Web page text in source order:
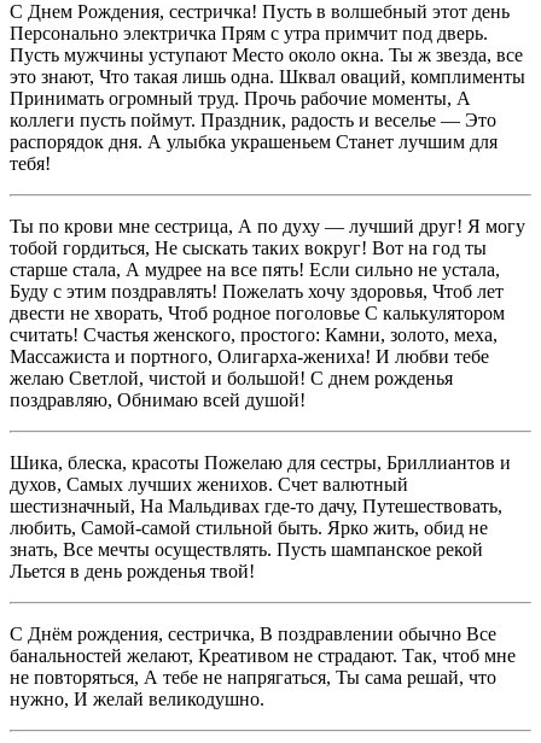
С Днем Рождения, сестричка! Пусть в волшебный этот день
Персонально электричка Прям с утра примчит под дверь.
Пусть мужчины уступают Место около окна. Ты ж звезда, все
это знают, Что такая лишь одна. Шквал оваций, комплименты
Принимать огромный труд. Прочь рабочие моменты, А
коллеги пусть поймут. Праздник, радость и веселье — Это
распорядок дня. А улыбка украшеньем Станет лучшим для
тебя!
Ты по крови мне сестрица, А по духу — лучший друг! Я могу
тобой гордиться, Не сыскать таких вокруг! Вот на год ты
старше стала, А мудрее на все пять! Если сильно не устала,
Буду с этим поздравлять! Пожелать хочу здоровья, Чтоб лет
двести не хворать, Чтоб родное поголовье С калькулятором
считать! Счастья женского, простого: Камни, золото, меха,
Массажиста и портного, Олигарха-жениха! И любви тебе
желаю Светлой, чистой и большой! С днем рожденья
поздравляю, Обнимаю всей душой!
Шика, блеска, красоты Пожелаю для сестры, Бриллиантов и
духов, Самых лучших женихов. Счет валютный
шестизначный, На Мальдивах где-то дачу, Путешествовать,
любить, Самой-самой стильной быть. Ярко жить, обид не
знать, Все мечты осуществлять. Пусть шампанское рекой
Льется в день рожденья твой!
С Днём рождения, сестричка, В поздравлении обычно Все
банальностей желают, Креативом не страдают. Так, чтоб мне
не повторяться, А тебе не напрягаться, Ты сама решай, что
нужно, И желай великодушно.